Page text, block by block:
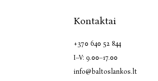
Kontaktai
+370 640 52 844
I–V: 9.00–17.00
info@baltoslankos.lt